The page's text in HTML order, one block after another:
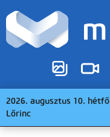
2026. augusztus 10. hétfő |
Lőrinc